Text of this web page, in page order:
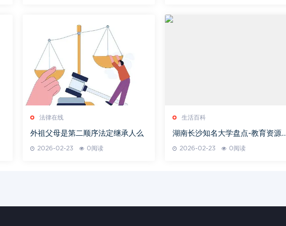
法律在线
外祖父母是第二顺序法定继承人么
2026-02-23 0阅读
生活百科
湖南长沙知名大学盘点-教育资源
2026-02-23 0阅读